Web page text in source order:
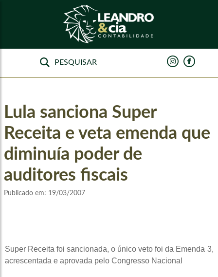
Lula sanciona Super
Receita e veta emenda que
diminuía poder de
auditores fiscais
Publicado em: 19/03/2007
Super Receita foi sancionada, o único veto foi da Emenda 3,
acrescentada e aprovada pelo Congresso Nacional